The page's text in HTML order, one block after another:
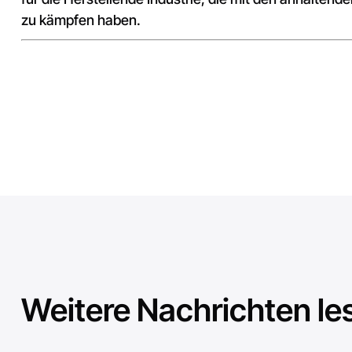
zu kämpfen haben.
Weitere Nachrichten